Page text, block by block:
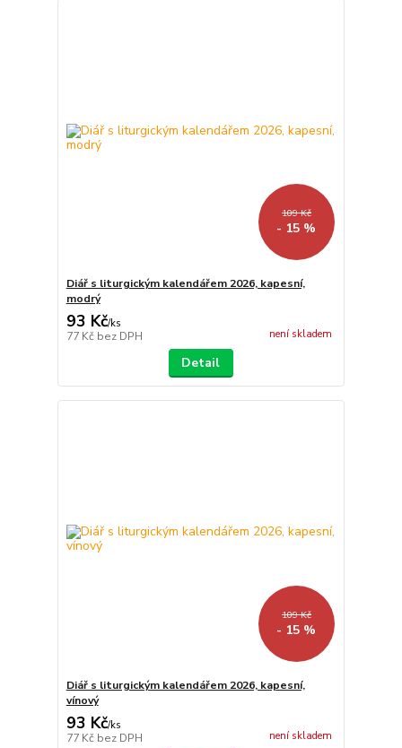
109 Kč
- 15 %
Diář s liturgickým kalendářem 2026, kapesní,
modrý
93 Kč/ks
77 Kč bez DPH není skladem
Detail
109 Kč
- 15 %
Diář s liturgickým kalendářem 2026, kapesní,
vínový
93 Kč/ks
77 Kč bez DPH není skladem